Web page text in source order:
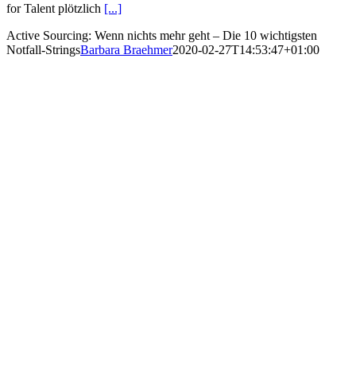
for Talent plötzlich [...]
Active Sourcing: Wenn nichts mehr geht – Die 10 wichtigsten
Notfall-StringsBarbara Braehmer2020-02-27T14:53:47+01:00